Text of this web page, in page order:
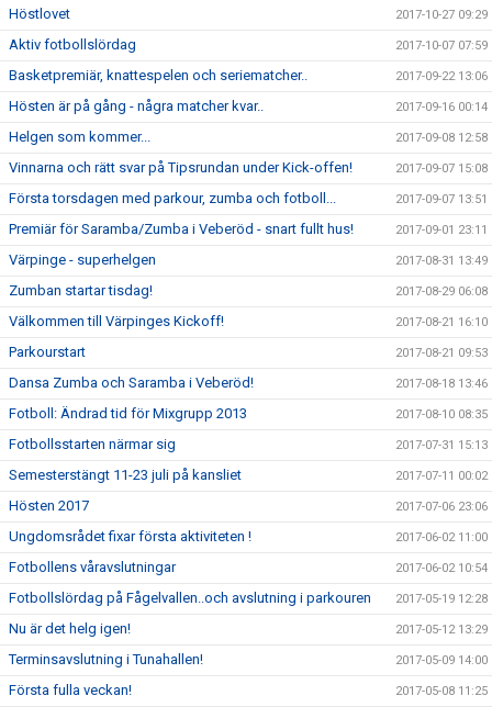
Höstlovet 2017-10-27 09:29
Aktiv fotbollslördag 2017-10-07 07:59
Basketpremiär, knattespelen och seriematcher.. 2017-09-22 13:06
Hösten är på gång - några matcher kvar.. 2017-09-16 00:14
Helgen som kommer... 2017-09-08 12:58
Vinnarna och rätt svar på Tipsrundan under Kick-offen! 2017-09-07 15:08
Första torsdagen med parkour, zumba och fotboll... 2017-09-07 13:51
Premiär för Saramba/Zumba i Veberöd - snart fullt hus! 2017-09-01 23:11
Värpinge - superhelgen 2017-08-31 13:49
Zumban startar tisdag! 2017-08-29 06:08
Välkommen till Värpinges Kickoff! 2017-08-21 16:10
Parkourstart 2017-08-21 09:53
Dansa Zumba och Saramba i Veberöd! 2017-08-18 13:46
Fotboll: Ändrad tid för Mixgrupp 2013 2017-08-10 08:35
Fotbollsstarten närmar sig 2017-07-31 15:13
Semesterstängt 11-23 juli på kansliet 2017-07-11 00:02
Hösten 2017 2017-07-06 23:06
Ungdomsrådet fixar första aktiviteten ! 2017-06-02 11:00
Fotbollens våravslutningar 2017-06-02 10:54
Fotbollslördag på Fågelvallen..och avslutning i parkouren 2017-05-19 12:28
Nu är det helg igen! 2017-05-12 13:29
Terminsavslutning i Tunahallen! 2017-05-09 14:00
Första fulla veckan! 2017-05-08 11:25